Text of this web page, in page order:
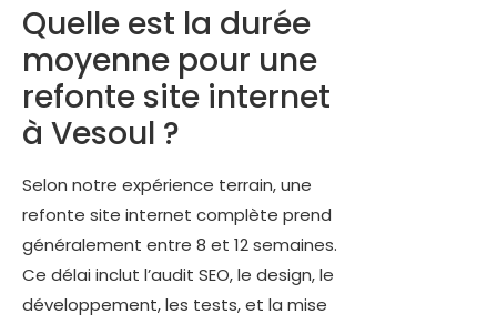
Quelle est la durée
moyenne pour une
refonte site internet
à Vesoul ?
Selon notre expérience terrain, une
refonte site internet complète prend
généralement entre 8 et 12 semaines.
Ce délai inclut l’audit SEO, le design, le
développement, les tests, et la mise